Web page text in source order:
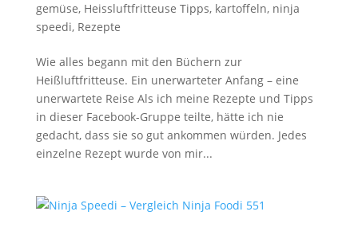
gemüse, Heissluftfritteuse Tipps, kartoffeln, ninja
speedi, Rezepte
Wie alles begann mit den Büchern zur
Heißluftfritteuse. Ein unerwarteter Anfang – eine
unerwartete Reise Als ich meine Rezepte und Tipps
in dieser Facebook-Gruppe teilte, hätte ich nie
gedacht, dass sie so gut ankommen würden. Jedes
einzelne Rezept wurde von mir...